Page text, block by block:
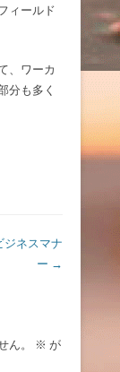
ィールド
、ワーカ
分も多く
ジネスマナ
ー →
ん。 ※ が